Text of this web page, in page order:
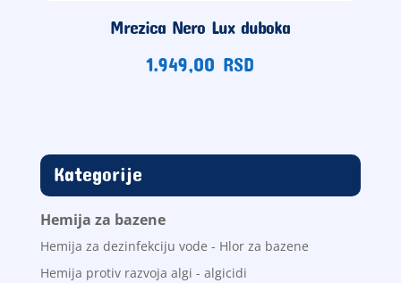
Mrezica Nero Lux duboka
1.949,00 RSD
Kategorije
Hemija za bazene
Hemija za dezinfekciju vode - Hlor za bazene
Hemija protiv razvoja algi - algicidi